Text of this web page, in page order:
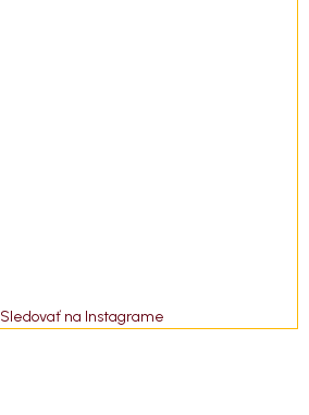
Sledovať na Instagrame